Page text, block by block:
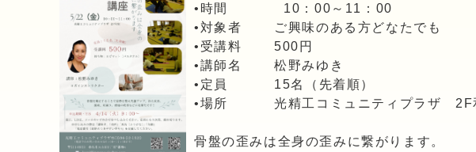
•時間 10：00～11：00
•対象者 ご興味のある方どなたでも
•受講料 500円
•講師名 松野みゆき
•定員 15名（先着順）
•場所 光精工コミュニティプラザ 2F
骨盤の歪みは全身の歪みに繋がります。